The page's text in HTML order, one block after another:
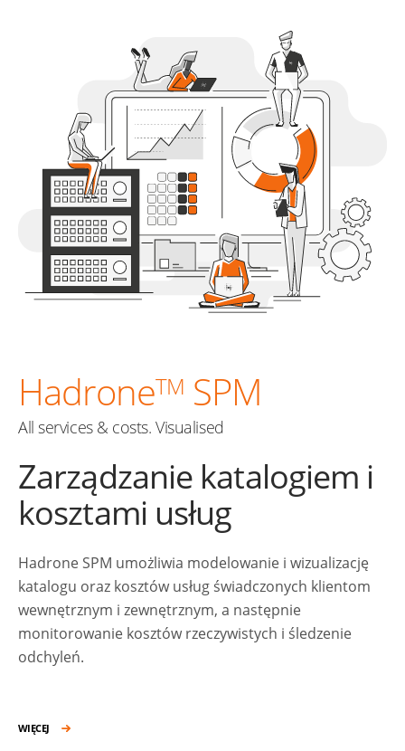
HadroneTM SPM
All services & costs. Visualised
Zarządzanie katalogiem i
kosztami usług
Hadrone SPM umożliwia modelowanie i wizualizację
katalogu oraz kosztów usług świadczonych klientom
wewnętrznym i zewnętrznym, a następnie
monitorowanie kosztów rzeczywistych i śledzenie
odchyleń.
WIĘCEJ